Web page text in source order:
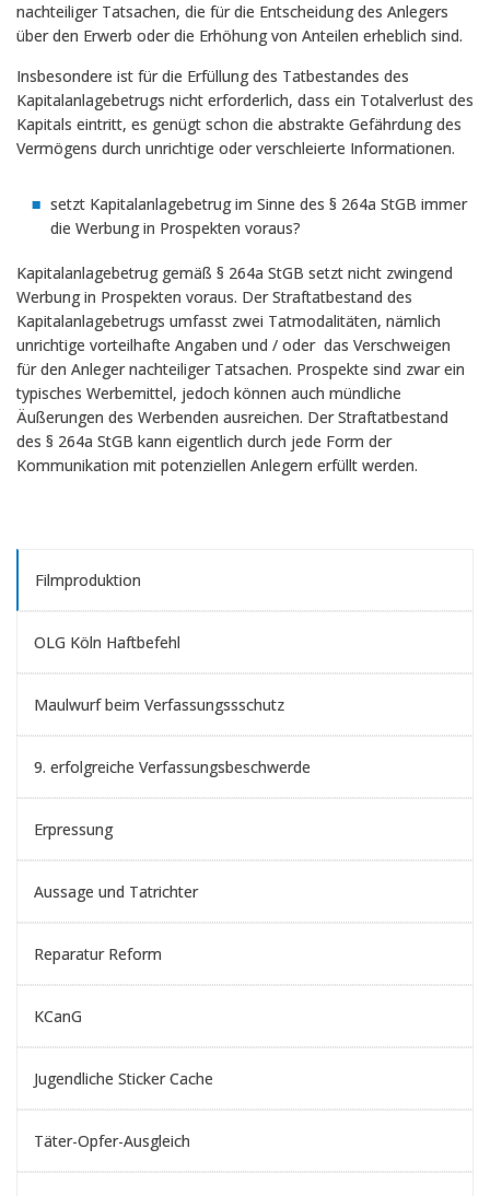
nachteiliger Tatsachen, die für die Entscheidung des Anlegers
über den Erwerb oder die Erhöhung von Anteilen erheblich sind.
Insbesondere ist für die Erfüllung des Tatbestandes des
Kapitalanlagebetrugs nicht erforderlich, dass ein Totalverlust des
Kapitals eintritt, es genügt schon die abstrakte Gefährdung des
Vermögens durch unrichtige oder verschleierte Informationen.
setzt Kapitalanlagebetrug im Sinne des § 264a StGB immer
die Werbung in Prospekten voraus?
Kapitalanlagebetrug gemäß § 264a StGB setzt nicht zwingend
Werbung in Prospekten voraus. Der Straftatbestand des
Kapitalanlagebetrugs umfasst zwei Tatmodalitäten, nämlich
unrichtige vorteilhafte Angaben und / oder das Verschweigen
für den Anleger nachteiliger Tatsachen. Prospekte sind zwar ein
typisches Werbemittel, jedoch können auch mündliche
Äußerungen des Werbenden ausreichen. Der Straftatbestand
des § 264a StGB kann eigentlich durch jede Form der
Kommunikation mit potenziellen Anlegern erfüllt werden.
Filmproduktion
OLG Köln Haftbefehl
Maulwurf beim Verfassungssschutz
9. erfolgreiche Verfassungsbeschwerde
Erpressung
Aussage und Tatrichter
Reparatur Reform
KCanG
Jugendliche Sticker Cache
Täter-Opfer-Ausgleich